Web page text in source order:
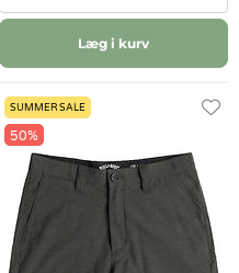
Læg i kurv
SUMMER SALE
50%